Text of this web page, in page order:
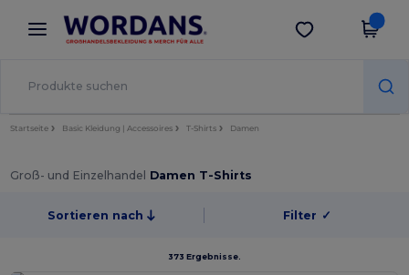
× Wordans App
Bessere Preise in der App!
App holen
Startseite Basic Kleidung | Accessoires T-Shirts Damen
Groß- und Einzelhandel Damen T-Shirts
Sortieren nach Filter ✓
373 Ergebnisse.